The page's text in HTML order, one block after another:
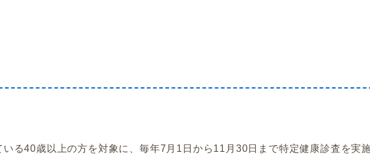
る40歳以上の方を対象に、毎年7月1日から11月30日まで特定健康診査を実